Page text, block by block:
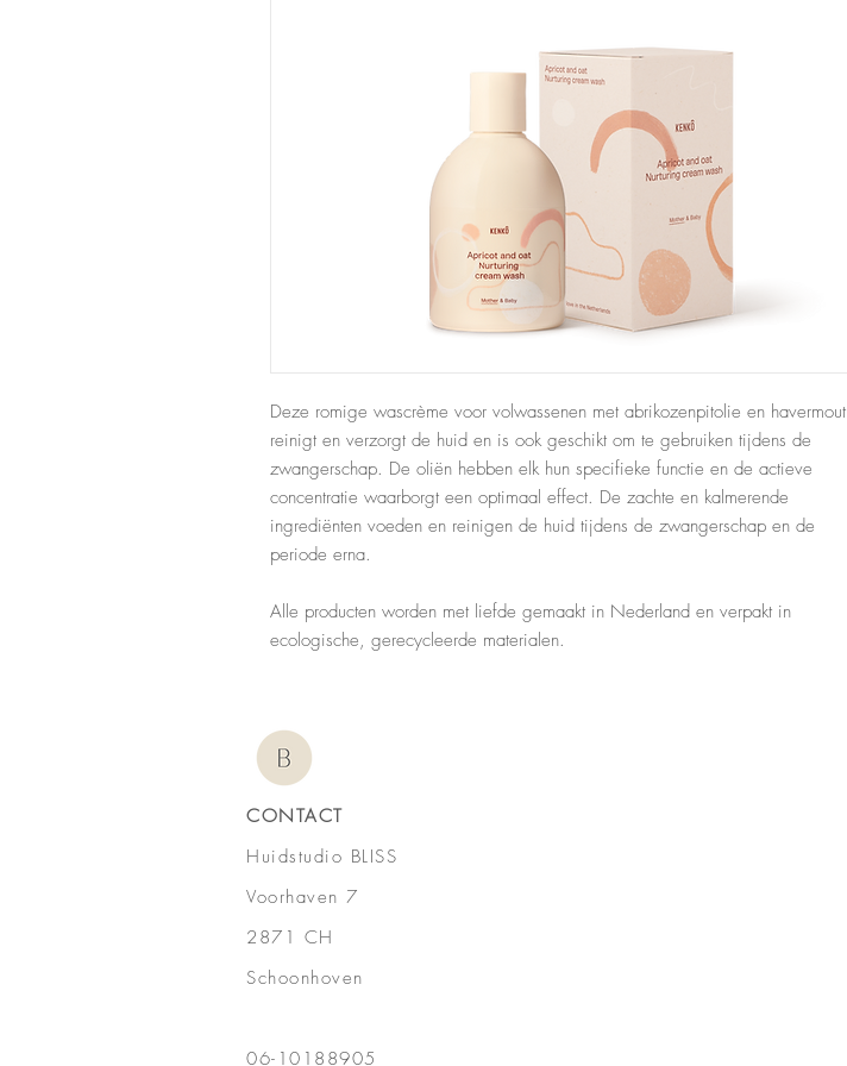
Deze romige wascrème voor volwassenen met abrikozenpitolie en havermout
reinigt en verzorgt de huid en is ook geschikt om te gebruiken tijdens de
zwangerschap. De oliën hebben elk hun specifieke functie en de actieve
concentratie waarborgt een optimaal effect. De zachte en kalmerende
ingrediënten voeden en reinigen de huid tijdens de zwangerschap en de
periode erna.
Alle producten worden met liefde gemaakt in Nederland en verpakt in
ecologische, gerecycleerde materialen.
CONTACT
Huidstudio BLISS
Voorhaven 7
2871 CH
Schoonhoven
06-10188905